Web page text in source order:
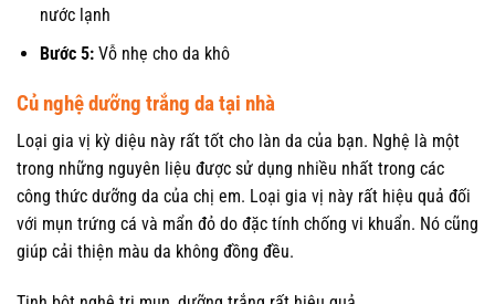
nước lạnh
Bước 5:Vỗ nhẹ cho da khô
Củ nghệ dưỡng trắng da tại nhà
Loại gia vị kỳ diệu này rất tốt cho làn da của bạn. Nghệ là một
trong những nguyên liệu được sử dụng nhiều nhất trong các
công thức dưỡng da của chị em. Loại gia vị này rất hiệu quả đối
với mụn trứng cá và mẩn đỏ do đặc tính chống vi khuẩn. Nó cũng
giúp cải thiện màu da không đồng đều.